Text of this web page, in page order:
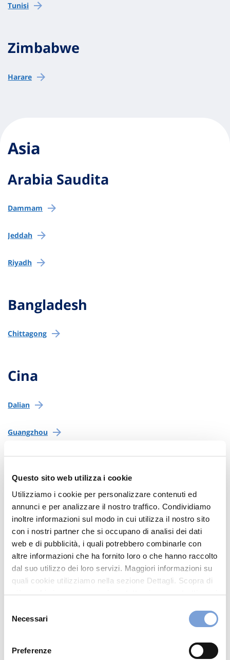
Questo sito web utilizza i cookie
Utilizziamo i cookie per personalizzare contenuti ed
annunci e per analizzare il nostro traffico. Condividiamo
inoltre informazioni sul modo in cui utilizza il nostro sito
con i nostri partner che si occupano di analisi dei dati
web e di pubblicità, i quali potrebbero combinarle con
altre informazioni che ha fornito loro o che hanno raccolto
dal suo utilizzo dei loro servizi. Maggiori informazioni su
quali cookie utilizziamo nella sezione Dettagli. Scopra di
più su chi siamo, come può contattarci e come trattiamo i
può trovare nel footer del sito nella sezione "Informativa
delNecessari
Preferenze
Tunisi
Zimbabwe
Harare
Asia
Arabia Saudita
Dammam
Jeddah
Riyadh
Bangladesh
Chittagong
Cina
Dalian
Guangzhou
Pechino (beijing)
Tianjin
Emirati Arabi
Filippine